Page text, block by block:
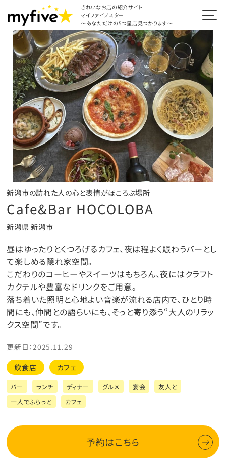
きれいなお店の紹介サイト
マイファイブスター
～あなただけの5つ星店見つかります～
新潟市の訪れた人の心と表情がほころぶ場所
Cafe&Bar HOCOLOBA
新潟県 新潟市
昼はゆったりとくつろげるカフェ、夜は程よく賑わうバーとし
て楽しめる隠れ家空間。
こだわりのコーヒーやスイーツはもちろん、夜にはクラフト
カクテルや豊富なドリンクをご用意。
落ち着いた照明と心地よい音楽が流れる店内で、ひとり時
間にも、仲間との語らいにも、そっと寄り添う“大人のリラッ
クス空間”です。
更新日：2025.11.29
飲食店 カフェ
バー ランチ ディナー グルメ 宴会
友人と
一人でふらっと
カフェ
予約はこちら